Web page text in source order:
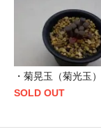
・菊晃玉（菊光玉）
SOLD OUT